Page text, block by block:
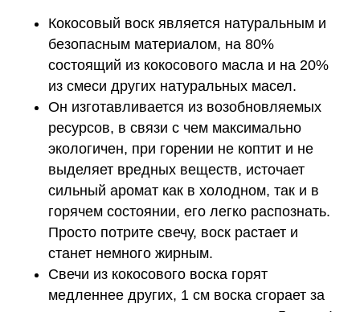
Кокосовый воск является натуральным и
безопасным материалом, на 80%
состоящий из кокосового масла и на 20%
из смеси других натуральных масел.
Он изготавливается из возобновляемых
ресурсов, в связи с чем максимально
экологичен, при горении не коптит и не
выделяет вредных веществ, источает
сильный аромат как в холодном, так и в
горячем состоянии, его легко распознать.
Просто потрите свечу, воск растает и
станет немного жирным.
Свечи из кокосового воска горят
медленнее других, 1 см воска сгорает за